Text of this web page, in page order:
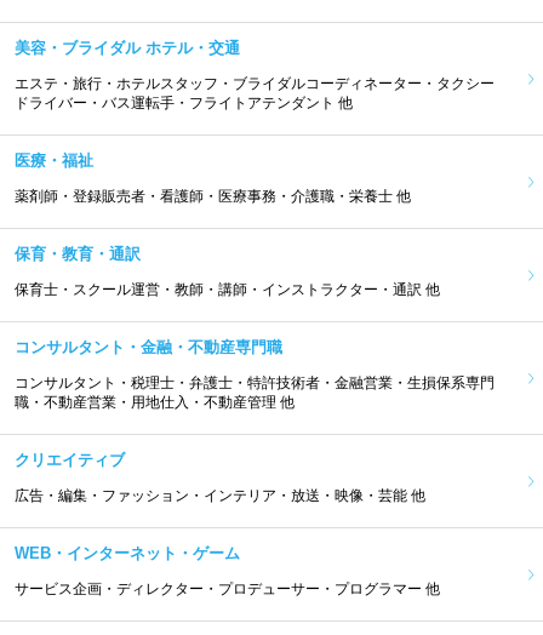
美容・ブライダル ホテル・交通
エステ・旅行・ホテルスタッフ・ブライダルコーディネーター・タクシー
ドライバー・バス運転手・フライトアテンダント 他
医療・福祉
薬剤師・登録販売者・看護師・医療事務・介護職・栄養士 他
保育・教育・通訳
保育士・スクール運営・教師・講師・インストラクター・通訳 他
コンサルタント・金融・不動産専門職
コンサルタント・税理士・弁護士・特許技術者・金融営業・生損保系専門
職・不動産営業・用地仕入・不動産管理 他
クリエイティブ
広告・編集・ファッション・インテリア・放送・映像・芸能 他
WEB・インターネット・ゲーム
サービス企画・ディレクター・プロデューサー・プログラマー 他